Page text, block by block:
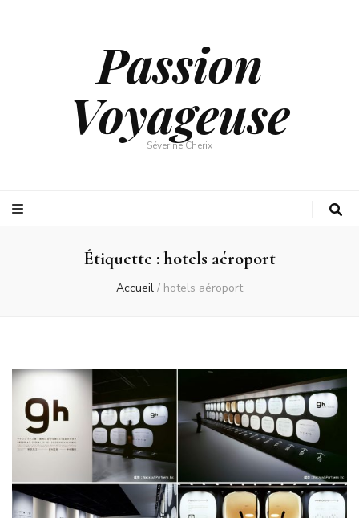
Passion
Voyageuse
Séverine Cherix
Étiquette :hotels aéroport
Accueil / hotels aéroport